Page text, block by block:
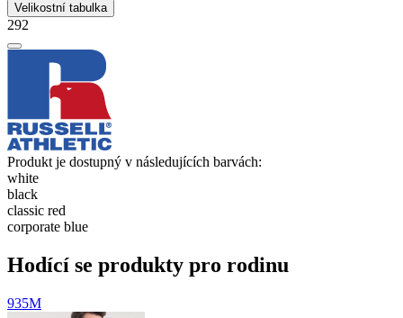
Velikostní tabulka
292
Produkt je dostupný v následujících barvách:
white
black
classic red
corporate blue
Hodící se produkty pro rodinu
935M